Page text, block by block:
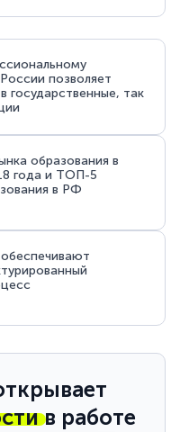
позволяет
государственные, так
образования в
года и ТОП-5
в РФ
в работе